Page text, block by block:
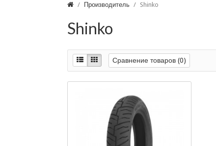
Производитель Shinko
Shinko
Сравнение товаров (0)